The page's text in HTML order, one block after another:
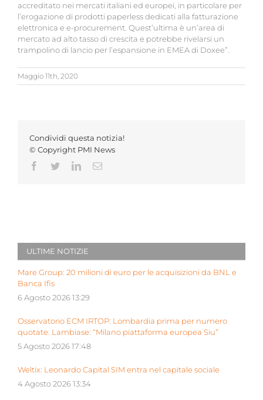
accreditato nei mercati italiani ed europei, in particolare per
l’erogazione di prodotti paperless dedicati alla fatturazione
elettronica e e-procurement. Quest’ultima è un’area di
mercato ad alto tasso di crescita e potrebbe rivelarsi un
trampolino di lancio per l’espansione in EMEA di Doxee”.
Maggio 11th, 2020
Condividi questa notizia!
© Copyright PMI News
Facebook
TwitterLinkedInEmail
ULTIME NOTIZIE
Mare Group: 20 milioni di euro per le acquisizioni da BNL e
Banca Ifis
6 Agosto 2026 13:29
Osservatorio ECM IRTOP: Lombardia prima per numero
quotate. Lambiase: “Milano piattaforma europea Siu”
5 Agosto 2026 17:48
Weltix: Leonardo Capital SIM entra nel capitale sociale
4 Agosto 2026 13:34